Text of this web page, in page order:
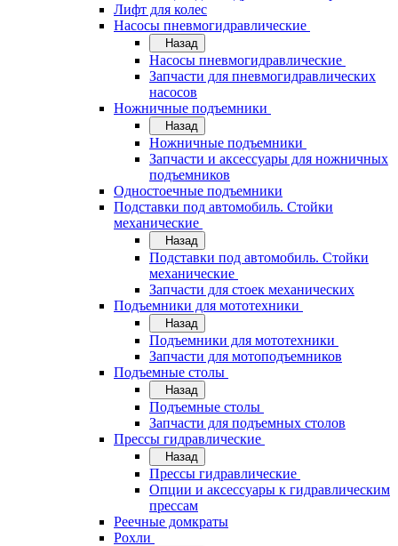
Лифт для колес
Насосы пневмогидравлические
Назад
Насосы пневмогидравлические
Запчасти для пневмогидравлических
насосов
Ножничные подъемники
Назад
Ножничные подъемники
Запчасти и аксессуары для ножничных
подъемников
Одностоечные подъемники
Подставки под автомобиль. Стойки
механические
Назад
Подставки под автомобиль. Стойки
механические
Запчасти для стоек механических
Подъемники для мототехники
Назад
Подъемники для мототехники
Запчасти для мотоподъемников
Подъемные столы
Назад
Подъемные столы
Запчасти для подъемных столов
Прессы гидравлические
Назад
Прессы гидравлические
Опции и аксессуары к гидравлическим
прессам
Реечные домкраты
Рохли